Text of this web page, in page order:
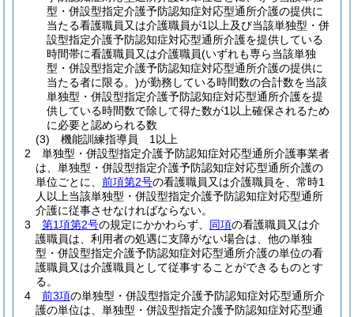
型・併設型指定介護予防認知症対応型通所介護の提供に
当たる看護職員又は介護職員が1以上及び当該単独型・併
設型指定介護予防認知症対応型通所介護を提供している
時間帯に看護職員又は介護職員(いずれも専ら当該単独
型・併設型指定介護予防認知症対応型通所介護の提供に
当たる者に限る。)が勤務している時間数の合計数を当該
単独型・併設型指定介護予防認知症対応型通所介護を提
供している時間数で除して得た数が1以上確保されるため
に必要と認められる数
(3)
機能訓練指導員 1以上
2
単独型・併設型指定介護予防認知症対応型通所介護事業者
は、単独型・併設型指定介護予防認知症対応型通所介護の
単位ごとに、 前項第2号の看護職員又は介護職員を、常時1
人以上当該単独型・併設型指定介護予防認知症対応型通所
介護に従事させなければならない。
3
第1項第2号の規定にかかわらず、 同項の看護職員又は介
護職員は、利用者の処遇に支障がない場合は、他の単独
型・併設型指定介護予防認知症対応型通所介護の単位の看
護職員又は介護職員として従事することができるものとす
る。
4
前3項の単独型・併設型指定介護予防認知症対応型通所介
護の単位は、単独型・併設型指定介護予防認知症対応型通